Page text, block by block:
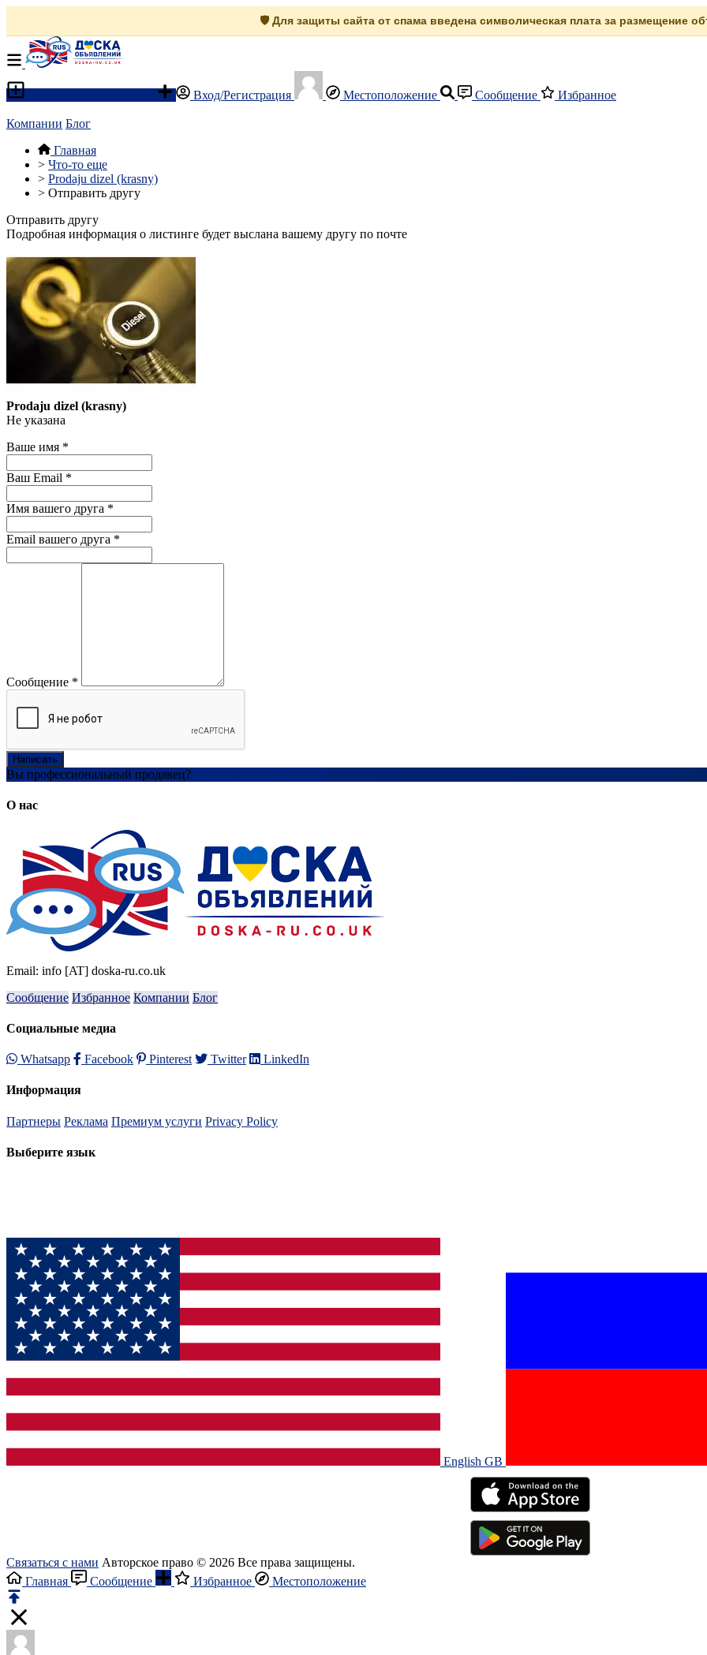
🛡️ Для защиты сайта от спама введена символическая плата за размещение
Вход/Регистрация Местоположение Сообщение Избранное
Компании Блог
Главная
> Что-то еще
> Prodaju dizel (krasny)
> Отправить другу
Отправить другу
Подробная информация о листинге будет выслана вашему другу по почте
Prodaju dizel (krasny)
Не указана
Ваше имя *
Ваш Email *
Имя вашего друга *
Email вашего друга *
Сообщение *
Написать
Вы профессиональный продавец?
О нас
Email: info [AT] doska-ru.co.uk
Сообщение Избранное Компании Блог
Социальные медиа
Whatsapp Facebook Pinterest Twitter LinkedIn
Информация
Партнеры Реклама Премиум услуги Privacy Policy
Выберите язык
English GB‎
Связаться с нами Авторское право © 2026 Все права защищены.
Главная
Сообщение Избранное Местоположение